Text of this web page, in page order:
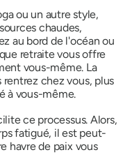
ou un autre style,
chaudes,
au bord de l'océan ou
retraite vous offre
vous-même. La
chez vous, plus
à vous-même.
ce processus. Alors,
fatigué, il est peut-
havre de paix vous